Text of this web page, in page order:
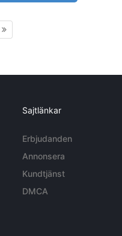
Sajtlänkar
Erbjudanden
Annonsera
Kundtjänst
DMCA